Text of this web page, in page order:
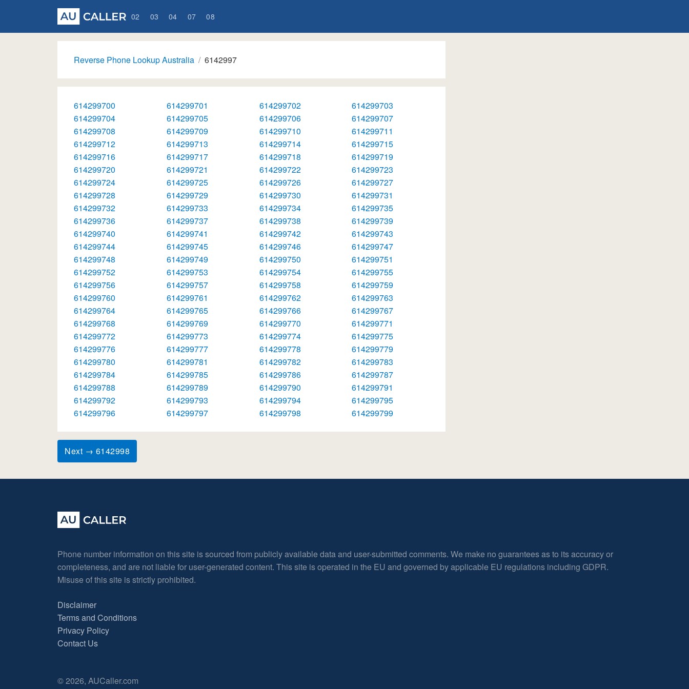
02 03 04 07 08
Reverse Phone Lookup Australia 6142997
614299700 614299701 614299702
614299703
614299704
614299705 614299706
614299707
614299708
614299709 614299710
614299711
614299712
614299713 614299714
614299715
614299716
614299717 614299718
614299719
614299720
614299721 614299722
614299723
614299724
614299725 614299726
614299727
614299728
614299729 614299730
614299731
614299732
614299733 614299734
614299735
614299736
614299737 614299738
614299739
614299740
614299741 614299742
614299743
614299744
614299745 614299746
614299747
614299748
614299749 614299750
614299751
614299752
614299753 614299754
614299755
614299756
614299757 614299758
614299759
614299760
614299761 614299762
614299763
614299764
614299765 614299766
614299767
614299768
614299769 614299770
614299771
614299772
614299773 614299774
614299775
614299776
614299777 614299778
614299779
614299780
614299781 614299782
614299783
614299784
614299785 614299786
614299787
614299788
614299789 614299790
614299791
614299792
614299793 614299794
614299795
614299796
614299797 614299798 614299799
Next → 6142998
Phone number information on this site is sourced from publicly available data and user-submitted comments. We make no guarantees as to its accuracy or
completeness, and are not liable for user-generated content. This site is operated in the EU and governed by applicable EU regulations including GDPR.
Misuse of this site is strictly prohibited.
Disclaimer
Terms and Conditions
Privacy Policy
Contact Us
© 2026, AUCaller.com